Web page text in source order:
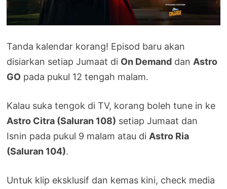
Tanda kalendar korang! Episod baru akan
disiarkan setiap Jumaat di On Demand dan Astro
GO pada pukul 12 tengah malam.
Kalau suka tengok di TV, korang boleh tune in ke
Astro Citra (Saluran 108) setiap Jumaat dan
Isnin pada pukul 9 malam atau di Astro Ria
(Saluran 104).
Untuk klip eksklusif dan kemas kini, check media